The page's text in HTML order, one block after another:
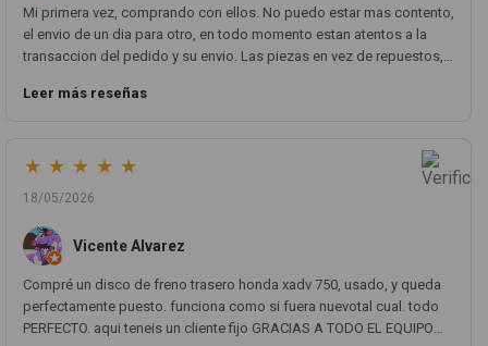
Mi primera vez, comprando con ellos. No puedo estar mas contento,
el envio de un dia para otro, en todo momento estan atentos a la
transaccion del pedido y su envio. Las piezas en vez de repuestos,
Leer más reseñas
★ ★ ★ ★ ★
18/05/2026
Vicente Alvarez
Compré un disco de freno trasero honda xadv 750, usado, y queda
perfectamente puesto. funciona como si fuera nuevotal cual. todo
PERFECTO. aqui teneis un cliente fijo GRACIAS A TODO EL EQUIPO